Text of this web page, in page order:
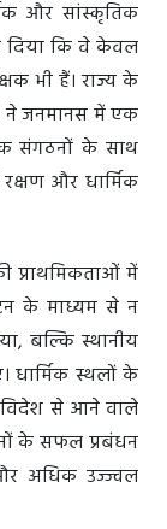
और सांस्कृतिक
दिया कि वे केवल
भी हैं। राज्य के
ने जनमानस में एक
संगठनों के साथ
और धार्मिक
प्राथमिकताओं में
के माध्यम से न
बल्कि स्थानीय
धार्मिक स्थलों के
विदेश से आने वाले
के सफल प्रबंधन
अधिक उज्ज्वल